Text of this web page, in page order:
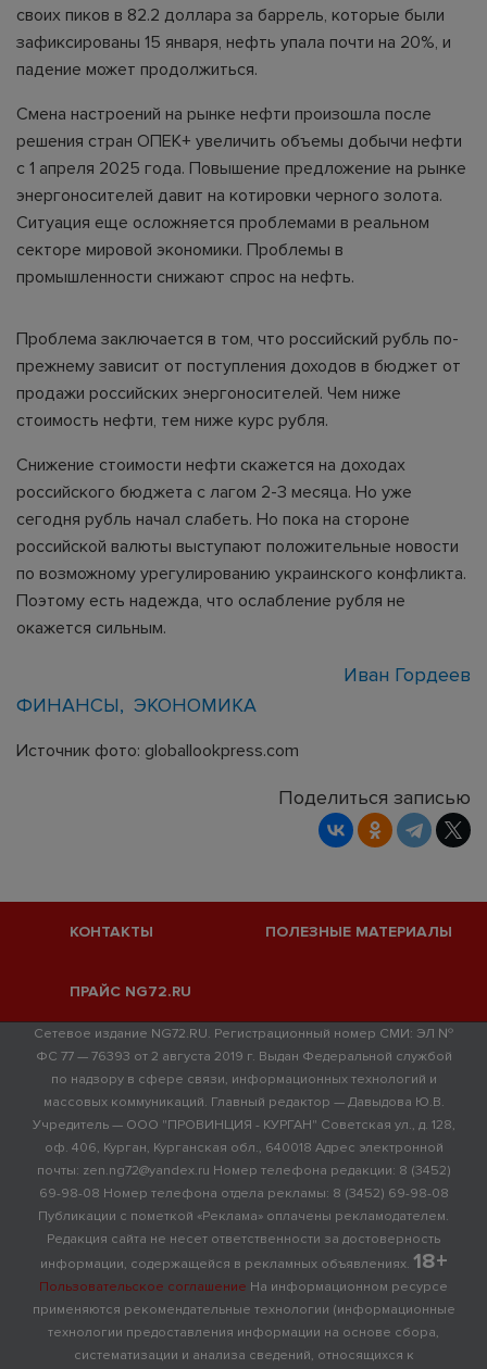
своих пиков в 82.2 доллара за баррель, которые были
зафиксированы 15 января, нефть упала почти на 20%, и
падение может продолжиться.
Смена настроений на рынке нефти произошла после
решения стран ОПЕК+ увеличить объемы добычи нефти
с 1 апреля 2025 года. Повышение предложение на рынке
энергоносителей давит на котировки черного золота.
Ситуация еще осложняется проблемами в реальном
секторе мировой экономики. Проблемы в
промышленности снижают спрос на нефть.
Проблема заключается в том, что российский рубль по-
прежнему зависит от поступления доходов в бюджет от
продажи российских энергоносителей. Чем ниже
стоимость нефти, тем ниже курс рубля.
Снижение стоимости нефти скажется на доходах
российского бюджета с лагом 2-3 месяца. Но уже
сегодня рубль начал слабеть. Но пока на стороне
российской валюты выступают положительные новости
по возможному урегулированию украинского конфликта.
Поэтому есть надежда, что ослабление рубля не
окажется сильным.
Иван Гордеев
ФИНАНСЫ
ЭКОНОМИКА
Источник фото: globallookpress.com
Поделиться записью
КОНТАКТЫ ПОЛЕЗНЫЕ МАТЕРИАЛЫ
ПРАЙС NG72.RU
Сетевое издание NG72.RU. Регистрационный номер СМИ: ЭЛ №
ФС 77 — 76393 от 2 августа 2019 г. Выдан Федеральной службой
по надзору в сфере связи, информационных технологий и
массовых коммуникаций. Главный редактор — Давыдова Ю.В.
Учредитель — ООО "ПРОВИНЦИЯ - КУРГАН" Советская ул., д. 128,
оф. 406, Курган, Курганская обл., 640018 Адрес электронной
почты: zen.ng72@yandex.ru Номер телефона редакции: 8 (3452)
69-98-08 Номер телефона отдела рекламы: 8 (3452) 69-98-08
Публикации с пометкой «Реклама» оплачены рекламодателем.
Редакция сайта не несет ответственности за достоверность
информации, содержащейся в рекламных объявлениях. 18+
Пользовательское соглашение На информационном ресурсе
применяются рекомендательные технологии (информационные
технологии предоставления информации на основе сбора,
систематизации и анализа сведений, относящихся к